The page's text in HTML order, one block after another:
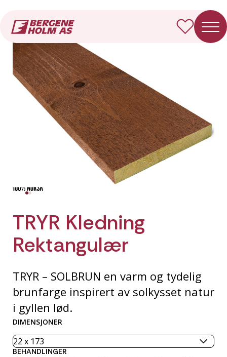
TRYR Kledning
Rektangulær
TRYR – SOLBRUN en varm og tydelig
brunfarge inspirert av solkysset natur
i gyllen lød.
DIMENSJONER
BEHANDLINGER